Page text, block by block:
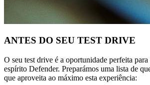
ANTES DO SEU TEST DRIVE
O seu test drive é a oportunidade perfeita
espírito Defender. Preparámos uma lista de
que aproveita ao máximo esta experiência: